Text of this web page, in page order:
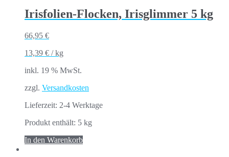
Irisfolien-Flocken, Irisglimmer 5 kg
66,95 €
13,39 € /kg
inkl. 19 % MwSt.
zzgl. Versandkosten
Lieferzeit: 2-4 Werktage
Produkt enthält: 5 kg
In den Warenkorb